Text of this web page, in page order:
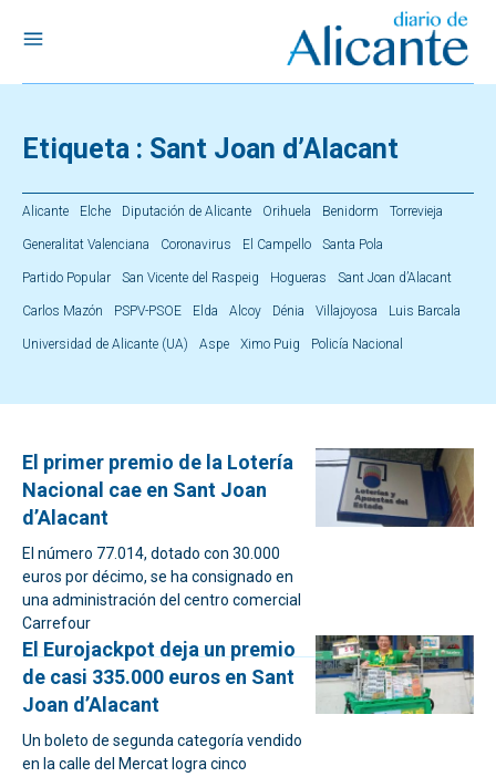
Etiqueta : Sant Joan d’Alacant
Alicante Elche Diputación de Alicante Orihuela Benidorm Torrevieja
Generalitat Valenciana Coronavirus El Campello Santa Pola
Partido Popular San Vicente del Raspeig Hogueras Sant Joan d’Alacant
Carlos Mazón PSPV-PSOE Elda Alcoy Dénia Villajoyosa Luis Barcala
Universidad de Alicante (UA) Aspe Ximo Puig Policía Nacional
El primer premio de la Lotería
Nacional cae en Sant Joan
d’Alacant
El número 77.014, dotado con 30.000
euros por décimo, se ha consignado en
una administración del centro comercial
Carrefour
El Eurojackpot deja un premio
de casi 335.000 euros en Sant
Joan d’Alacant
Un boleto de segunda categoría vendido
en la calle del Mercat logra cinco